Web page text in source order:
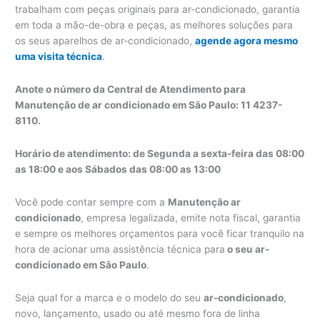
trabalham com peças originais para ar-condicionado, garantia
em toda a mão-de-obra e peças, as melhores soluções para
os seus aparelhos de ar-condicionado,agende agora mesmo
uma visita técnica.
Anote o número da Central de Atendimento para
Manutenção de ar condicionado em São Paulo: 11 4237-
8110.
Horário de atendimento: de Segunda a sexta-feira das 08:00
as 18:00 e aos Sábados das 08:00 as 13:00
Você pode contar sempre com a Manutenção ar
condicionado, empresa legalizada, emite nota fiscal, garantia
e sempre os melhores orçamentos para você ficar tranquilo na
hora de acionar uma assistência técnica para o seu ar-
condicionado em São Paulo.
Seja qual for a marca e o modelo do seuar-condicionado,
novo, lançamento, usado ou até mesmo fora de linha